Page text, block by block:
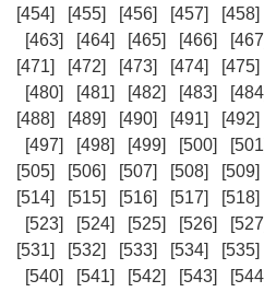
[454]
[455] [456] [457] [458]
[463]
[464] [465] [466]
[471]
[472] [473] [474] [475]
[480]
[481] [482] [483]
[488]
[489] [490] [491] [492]
[497]
[498] [499] [500]
[505]
[506] [507] [508] [509]
[514]
[515] [516] [517] [518]
[523]
[524] [525] [526]
[531]
[532] [533] [534] [535]
[540]
[541] [542] [543]